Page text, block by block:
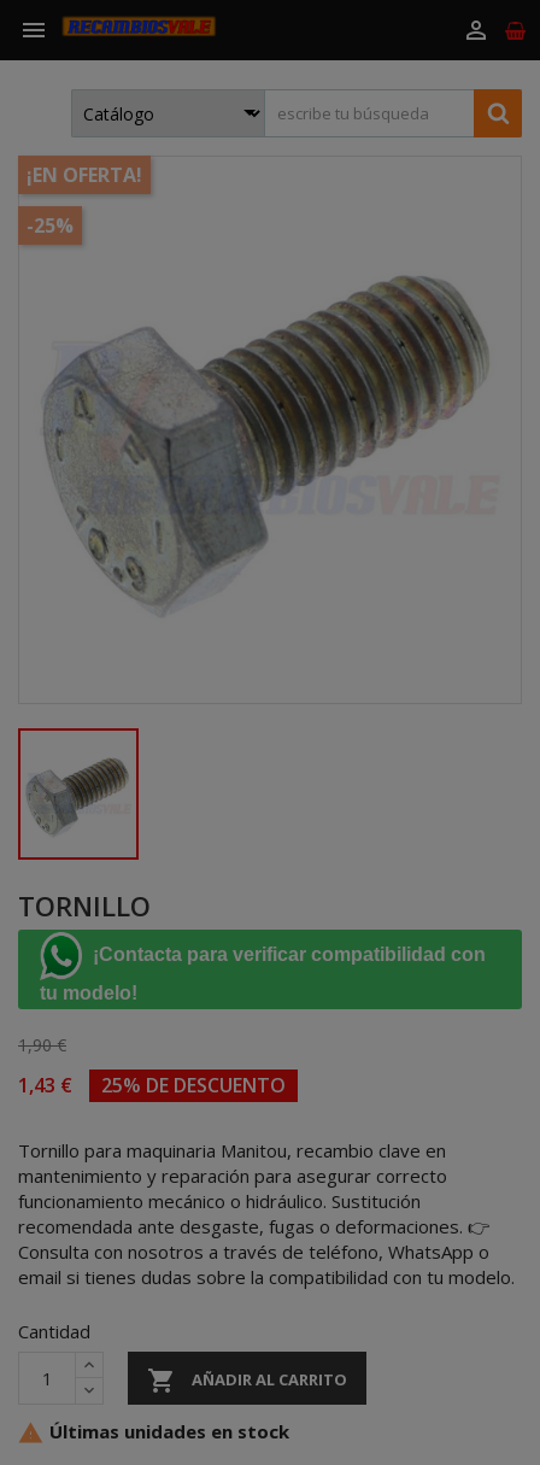
 
¡EN OFERTA!
-25%
TORNILLO
¡Contacta para verificar compatibilidad con
tu modelo!
1,90 €
1,43 € 25% DE DESCUENTO
Tornillo para maquinaria Manitou, recambio clave en
mantenimiento y reparación para asegurar correcto
funcionamiento mecánico o hidráulico. Sustitución
recomendada ante desgaste, fugas o deformaciones. 👉
Consulta con nosotros a través de teléfono, WhatsApp o
email si tienes dudas sobre la compatibilidad con tu modelo.
Cantidad
 AÑADIR AL CARRITO
 Últimas unidades en stock